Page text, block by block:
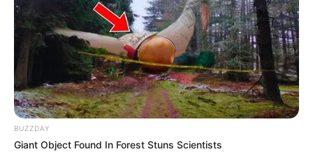
BUZZDAY
Giant Object Found In Forest Stuns Scientists